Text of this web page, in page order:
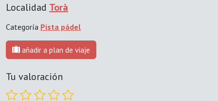
Localidad Torà
Categoría Pista pádel
añadir a plan de viaje
Tu valoración